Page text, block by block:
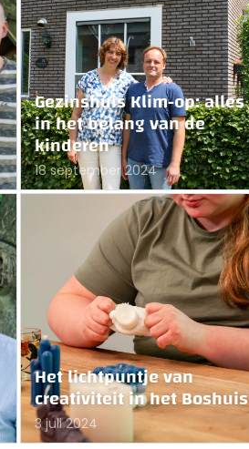
Gezinshuis Klim-op: alles
in het belang van de
kinderen
18 september 2024
Het lichtpuntje van
creativiteit in het Boshuis
3 juli 2024